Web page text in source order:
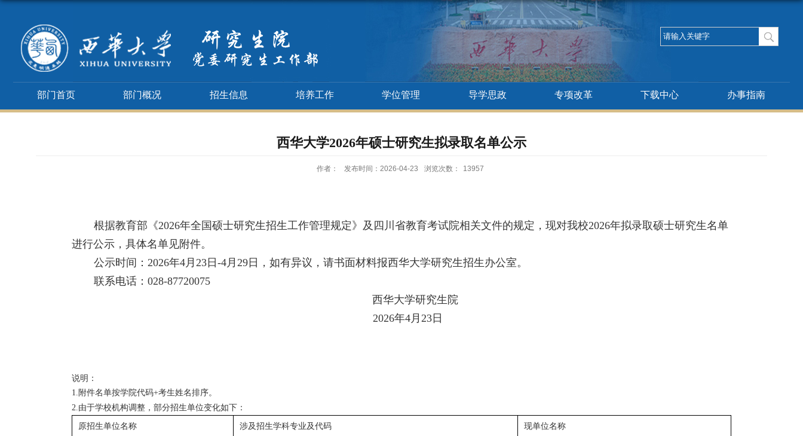
部门首页 部门概况 招生信息 培养工作 学位管理 导学思政 专项改革 下载中心 办事指南
西华大学2026年硕士研究生拟录取名单公示
作者： 发布时间：2026-04-23 浏览次数： 13957
根据教育部《2026年全国硕士研究生招生工作管理规定》及四川省教育考试院相关文件的规定，现对我校2026年拟录取硕士研究生名单
进行公示，具体名单见附件。
公示时间：2026年4月23 日-4月29 日，如有异议，请书面材料报西华大学研究生招生办公室。
联系电话：028-87720075
西华大学研究生院
2026年4月 23日
说明：
1. 附件名单按学院代码+考生姓名排序。
2.由于学校机构调整，部分招生单位变化如下：
原招生单位名称
涉及招生学科专业及代码 现单位名称